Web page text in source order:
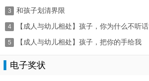
3
和孩子划清界限
4
【成人与幼儿相处】孩子，你为什么不听话
5 【成人与幼儿相处】孩子，把你的手给我
电子奖状